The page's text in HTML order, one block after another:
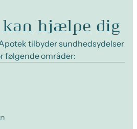
kan hjælpe dig
tilbyder sundhedsydelser
følgende områder: